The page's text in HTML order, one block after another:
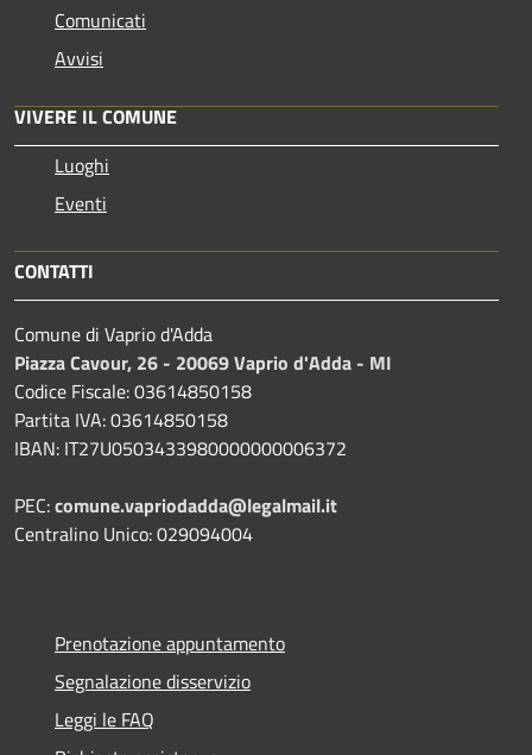
Comunicati
Avvisi
VIVERE IL COMUNE
Luoghi
Eventi
CONTATTI
Comune di Vaprio d'Adda
Piazza Cavour, 26 - 20069 Vaprio d'Adda - MI
Codice Fiscale: 03614850158
Partita IVA: 03614850158
IBAN: IT27U0503433980000000006372
PEC:comune.vapriodadda@legalmail.it
Centralino Unico: 029094004
Prenotazione appuntamento
Segnalazione disservizio
Leggi le FAQ